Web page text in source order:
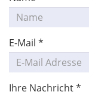
E-Mail *
Ihre Nachricht*